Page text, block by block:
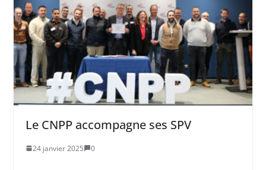
Le CNPP accompagne ses SPV
24 janvier 2025 0